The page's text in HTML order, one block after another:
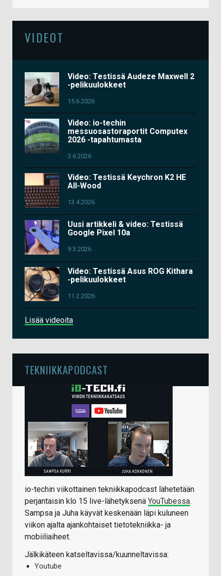
VIDEOT
Video: Testissä Audeze Maxwell 2
-pelikuulokkeet
15.6.2026
Video: io-techin
messuosastoraportit Computex
2026 -tapahtumasta
3.6.2026
Video: Testissä Keychron K2 HE
All-Wood
13.4.2026
Uusi artikkeli & video: Testissä
Google Pixel 10a
9.3.2026
Video: Testissä Asus ROG Kithara
-pelikuulokkeet
11.2.2026
Lisää videoita
TEKNIIKKAPODCAST
io-techin viikottainen tekniikkapodcast lähetetään
perjantaisin klo 15 live-lähetyksenä YouTubessa.
Sampsa ja Juha käyvät keskenään läpi kuluneen
viikon ajalta ajankohtaiset tietotekniikka- ja
mobiiliaiheet.
Jälkikäteen katseltavissa/kuunneltavissa:
Youtube